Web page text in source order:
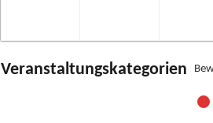
Veranstaltungskategorien